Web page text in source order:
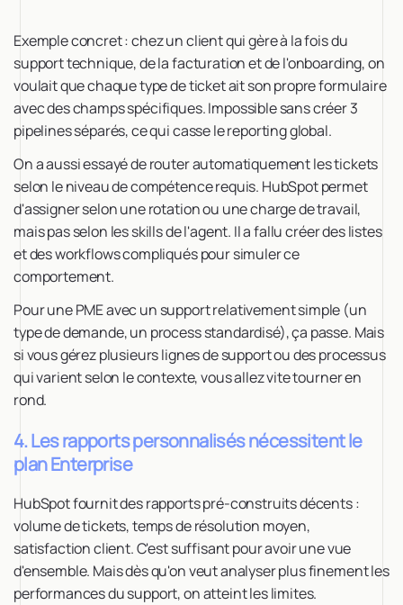
Exemple concret : chez un client qui gère à la fois du
support technique, de la facturation et de l'onboarding, on
voulait que chaque type de ticket ait son propre formulaire
avec des champs spécifiques. Impossible sans créer 3
pipelines séparés, ce qui casse le reporting global.
On a aussi essayé de router automatiquement les tickets
selon le niveau de compétence requis. HubSpot permet
d'assigner selon une rotation ou une charge de travail,
mais pas selon les skills de l'agent. Il a fallu créer des listes
et des workflows compliqués pour simuler ce
comportement.
Pour une PME avec un support relativement simple (un
type de demande, un process standardisé), ça passe. Mais
si vous gérez plusieurs lignes de support ou des processus
qui varient selon le contexte, vous allez vite tourner en
rond.
4. Les rapports personnalisés nécessitent le
plan Enterprise
HubSpot fournit des rapports pré-construits décents :
volume de tickets, temps de résolution moyen,
satisfaction client. C'est suffisant pour avoir une vue
d'ensemble. Mais dès qu'on veut analyser plus finement les
performances du support, on atteint les limites.